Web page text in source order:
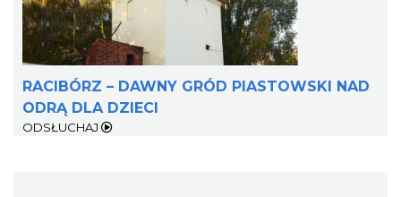
RACIBÓRZ – DAWNY GRÓD PIASTOWSKI NAD
ODRĄ DLA DZIECI
ODSŁUCHAJ